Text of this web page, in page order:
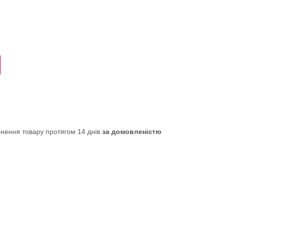
товару протягом 14 днів за домовленістю